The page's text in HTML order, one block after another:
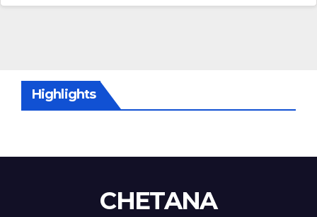
Highlights
CHETANA